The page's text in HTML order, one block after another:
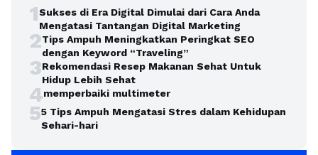
1Sukses di Era Digital Dimulai dari Cara Anda
Mengatasi Tantangan Digital Marketing
2Tips Ampuh Meningkatkan Peringkat SEO
dengan Keyword “Traveling”
3Rekomendasi Resep Makanan Sehat Untuk
Hidup Lebih Sehat
4memperbaiki multimeter
55 Tips Ampuh Mengatasi Stres dalam Kehidupan
Sehari-hari